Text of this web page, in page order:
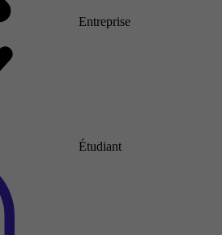
Entreprise
Étudiant